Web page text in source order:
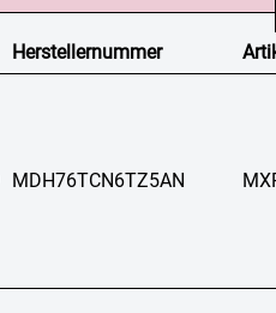
Herstellernummer
MDH76TCN6TZ5AN